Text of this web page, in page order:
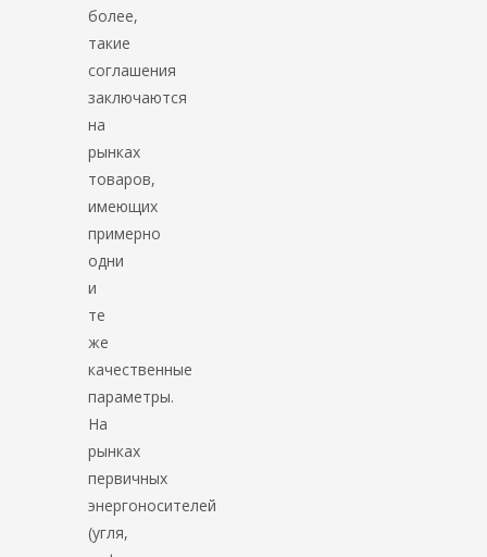
более,
такие
соглашения
заключаются
на
рынках
товаров,
имеющих
примерно
одни
и
те
же
качественные
параметры.
На
рынках
первичных
энергоносителей
(угля,